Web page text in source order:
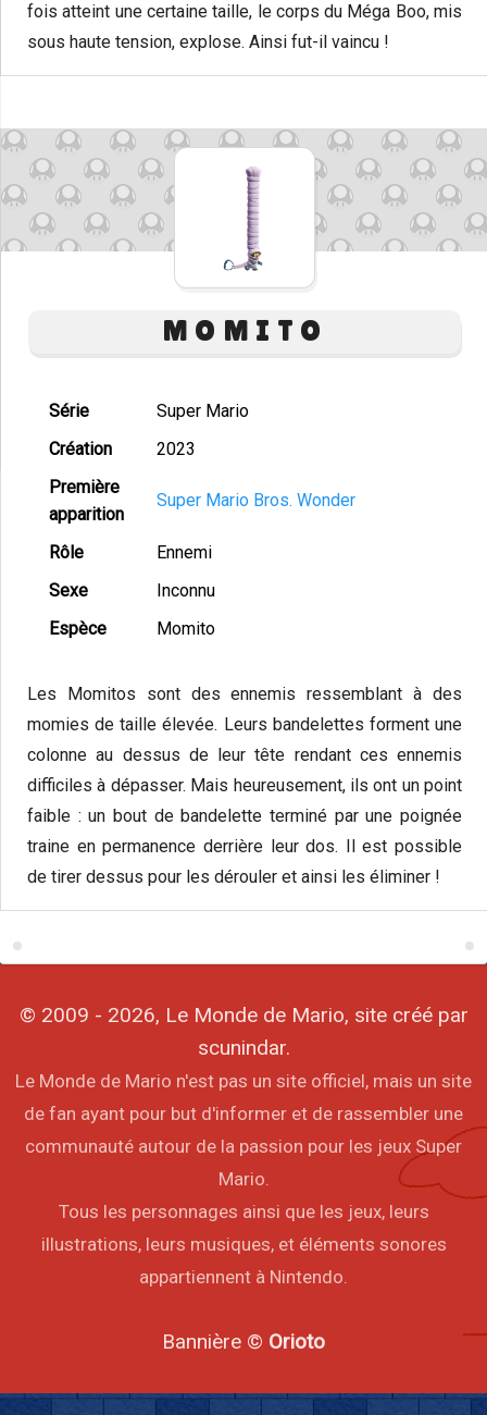
fois atteint une certaine taille, le corps du Méga Boo, mis
sous haute tension, explose. Ainsi fut-il vaincu !
MOMITO
Série
Super Mario
Création
2023
Première
apparition
Super Mario Bros. Wonder
Rôle
Ennemi
Sexe
Inconnu
Espèce
Momito
Les Momitos sont des ennemis ressemblant à des
momies de taille élevée. Leurs bandelettes forment une
colonne au dessus de leur tête rendant ces ennemis
difficiles à dépasser. Mais heureusement, ils ont un point
faible : un bout de bandelette terminé par une poignée
traine en permanence derrière leur dos. Il est possible
de tirer dessus pour les dérouler et ainsi les éliminer !
© 2009 - 2026, Le Monde de Mario, site créé par
scunindar.
Le Monde de Mario n'est pas un site officiel, mais un site
de fan ayant pour but d'informer et de rassembler une
communauté autour de la passion pour les jeux Super
Mario.
Tous les personnages ainsi que les jeux, leurs
illustrations, leurs musiques, et éléments sonores
appartiennent à Nintendo.
Bannière © Orioto